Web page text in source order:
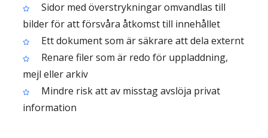
Sidor med överstrykningar omvandlas till
bilder för att försvåra åtkomst till innehållet
Ett dokument som är säkrare att dela externt
Renare filer som är redo för uppladdning,
mejl eller arkiv
Mindre risk att av misstag avslöja privat
information